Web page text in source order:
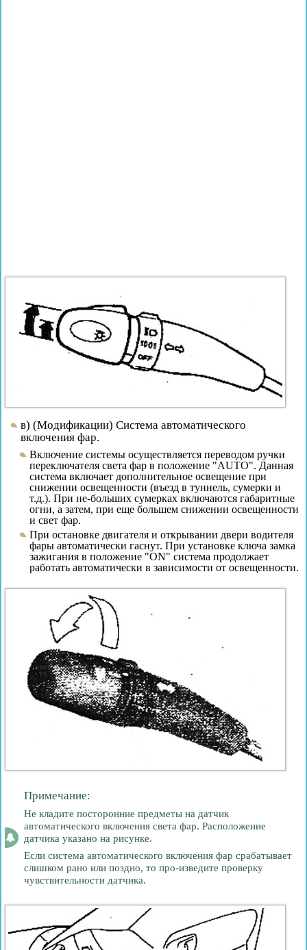
в) (Модификации) Система автоматического
включения фар.
Включение системы осуществляется переводом ручки
переключателя света фар в положение "AUTO". Данная
система включает дополнительное освещение при
снижении освещенности (въезд в туннель, сумерки и
т.д.). При не-больших сумерках включаются габаритные
огни, а затем, при еще большем снижении освещенности
и свет фар.
При остановке двигателя и открывании двери водителя
фары автоматически гаснут. При установке ключа замка
зажигания в положение "ON" система продолжает
работать автоматически в зависимости от освещенности.
Примечание:
Не кладите посторонние предметы на датчик
автоматического включения света фар. Расположение
датчика указано на рисунке.
Если система автоматического включения фар срабатывает
слишком рано или поздно, то про-изведите проверку
чувствительности датчика.